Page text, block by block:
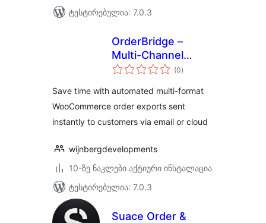
ტესტირებულია: 7.0.3
OrderBridge –
Multi-Channel
Export for
(0საერთო
რეიტინგი
)
Save time with automated multi-format
WooCommerce order exports sent
instantly to customers via email or cloud
wijnbergdevelopments
10-ზე ნაკლები აქტიური ინსტალაცია
ტესტირებულია: 7.0.3
Suace Order &